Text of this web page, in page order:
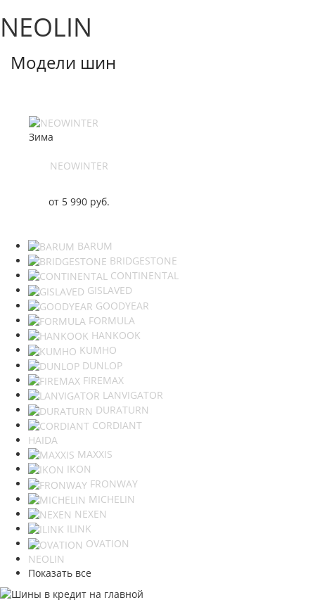
NEOLIN
Модели шин
Зима
NEOWINTER
от 5 990руб.
BARUM
BRIDGESTONE
CONTINENTAL
GISLAVED
GOODYEAR
FORMULA
HANKOOK
KUMHO
DUNLOP
FIREMAX
LANVIGATOR
DURATURN
CORDIANT
HAIDA
MAXXIS
IKON
FRONWAY
MICHELIN
NEXEN
ILINK
OVATION
NEOLIN
Показать все